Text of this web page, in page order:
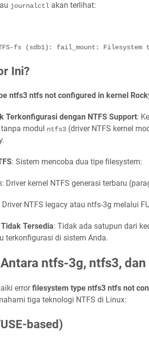
journalctl akan terlihat:
fs (sdb1): fail_mount:
Ini?
ntfs3 ntfs not configured in kernel
Terkonfigurasi dengan NTFS Support:
modul ntfs3 (driver NTFS kernel
: Sistem mencoba dua tipe filesystem:
: Driver kernel NTFS generasi terbaru
Driver NTFS legacy atau ntfs-3g melalui
Tersedia: Tidak ada satupun dari
terkonfigurasi di sistem Anda.
ntfs-3g, ntfs3,
errorfilesystem type ntfs3 ntfs not
tiga teknologi NTFS di Linux:
based)